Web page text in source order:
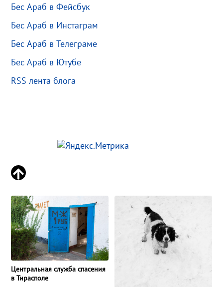
Бес Араб в Фейсбук
Бес Араб в Инстаграм
Бес Араб в Телеграме
Бес Араб в Ютубе
RSS лента блога
Центральная служба спасения
в Тирасполе